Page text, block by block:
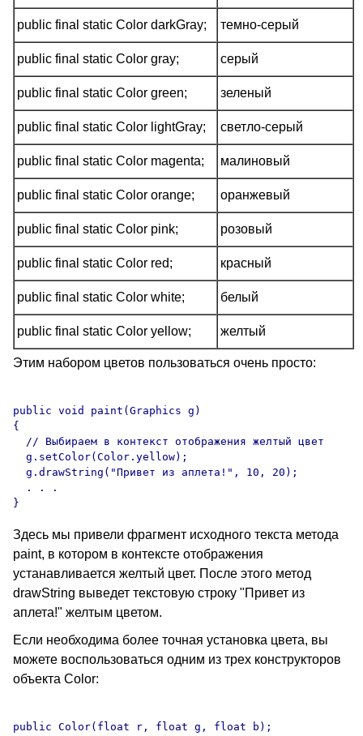
public final static Color darkGray; темно-серый
public final static Color gray; серый
public final static Color green; зеленый
public final static Color lightGray; светло-серый
public final static Color magenta; малиновый
public final static Color orange; оранжевый
public final static Color pink; розовый
public final static Color red; красный
public final static Color white; белый
public final static Color yellow; желтый
Этим набором цветов пользоваться очень просто:
public void paint(Graphics g)
{
  // Выбираем в контекст отображения желтый цвет
  g.setColor(Color.yellow);
  g.drawString("Привет из аплета!", 10, 20);
  . . .
Здесь мы привели фрагмент исходного текста метода
paint, в котором в контексте отображения
устанавливается желтый цвет. После этого метод
drawString выведет текстовую строку "Привет из
аплета!" желтым цветом.
Если необходима более точная установка цвета, вы
можете воспользоваться одним из трех конструкторов
объекта Color:
public Color(float r, float g, float b);